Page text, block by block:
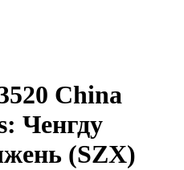
China
: Ченгду
(SZX)